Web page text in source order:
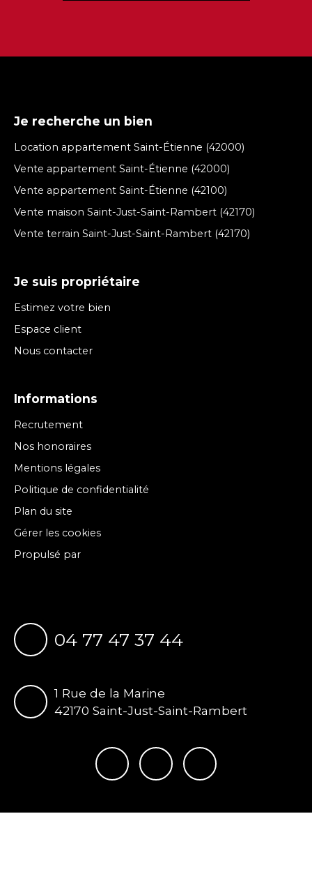
Je recherche un bien
Location appartement Saint-Étienne (42000)
Vente appartement Saint-Étienne (42000)
Vente appartement Saint-Étienne (42100)
Vente maison Saint-Just-Saint-Rambert (42170)
Vente terrain Saint-Just-Saint-Rambert (42170)
Je suis propriétaire
Estimez votre bien
Espace client
Nous contacter
Informations
Recrutement
Nos honoraires
Mentions légales
Politique de confidentialité
Plan du site
Gérer les cookies
Propulsé par
04 77 47 37 44
1 Rue de la Marine
42170 Saint-Just-Saint-Rambert